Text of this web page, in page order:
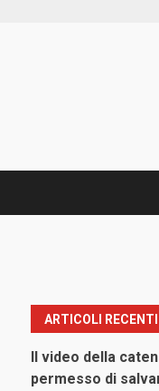
ARTICOLI RECENTI
Il video della
permesso di